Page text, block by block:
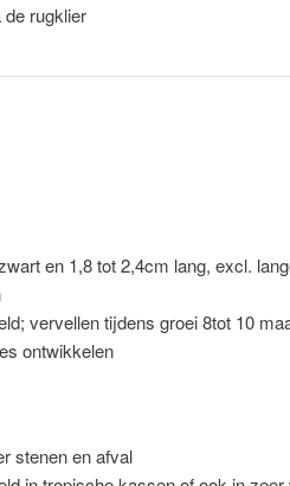
de rugklier
en 1,8 tot 2,4cm lang, excl.
vervellen tijdens groei 8tot 10
ontwikkelen
stenen en afval